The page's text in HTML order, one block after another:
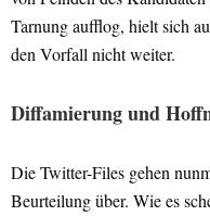
Tarnung aufflog, hielt sich
den Vorfall nicht weiter.
Diffamierung und
Die Twitter-Files gehen
Beurteilung über. Wie es